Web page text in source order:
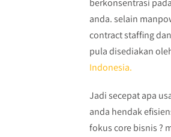
berkonsentrasi
anda. selain
contract staffing
pula disediakan
Indonesia.
Jadi secepat apa
anda hendak
fokus core bisnis ?